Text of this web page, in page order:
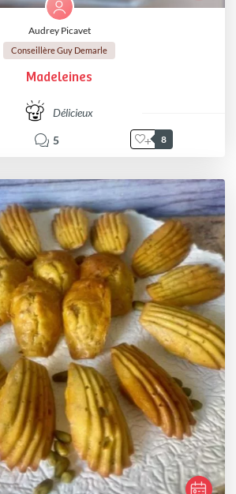
Audrey Picavet
Conseillère Guy Demarle
Madeleines
Délicieux
5 8